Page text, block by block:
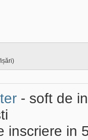
- soft de
inscriere in